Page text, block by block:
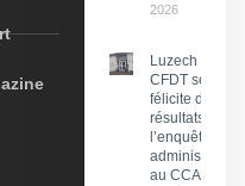
2026
Luzech : La
CFDT se
félicite des
résultats de
l’enquête
administrative
au CCAS